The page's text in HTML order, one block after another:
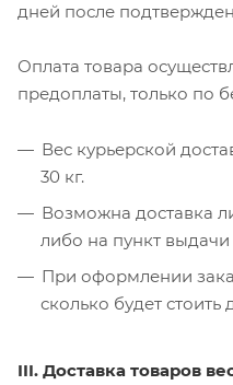
дней после
Оплата товара
предоплаты, только по
Вес курьерской
30 кг.
Возможна доставка
либо на пункт
При оформлении
сколько будет
III. Доставка товаров